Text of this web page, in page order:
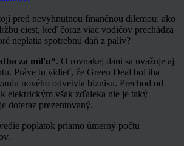
pred nevyhnutnou finančnou dilemou: ako
ciest, keď čoraz viac vodičov prechádza
neplatia spotrebnú daň z palív?
za míľu“. O rovnakej dani sa uvažuje aj
Práve tu vidieť, že Green Deal bol iba
nového odvetvia biznisu. Prechod od
elektrickým však zďaleka nie je taký
doteraz prezentovaný.
poplatok priamo úmerný počtu